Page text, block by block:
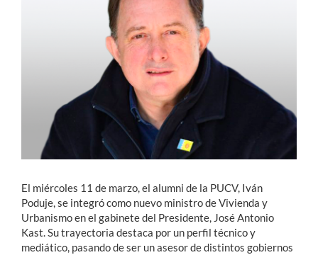
English
El miércoles 11 de marzo, el alumni de la PUCV, Iván
Poduje, se integró como nuevo ministro de Vivienda y
Urbanismo en el gabinete del Presidente, José Antonio
Kast. Su trayectoria destaca por un perfil técnico y
mediático, pasando de ser un asesor de distintos gobiernos